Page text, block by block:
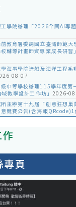
學院辦理「2026全國AI專
教育署委請國立臺灣師範
輔導計畫師資專業成長研習
海事學院造船及海洋工程
08-07
中等學校辦理115學年度第
教學設計工作坊」 2026-
主辦第十九屆「創意狂想
競賽公告(含海報QRcode)1
專頁